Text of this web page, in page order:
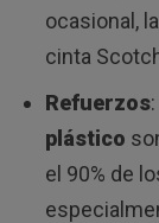
ocasional, la
cinta
Refuerzos
plástico
el 90% de